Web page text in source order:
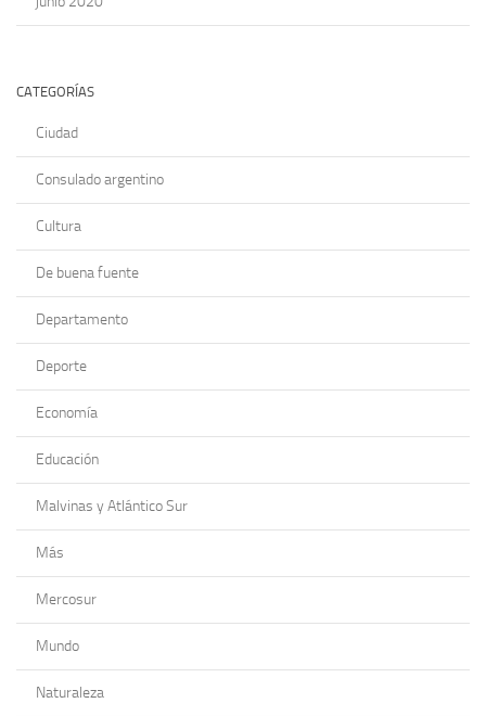
CATEGORÍAS
Ciudad
Consulado argentino
Cultura
De buena fuente
Departamento
Deporte
Economía
Educación
Malvinas y Atlántico Sur
Más
Mercosur
Mundo
Naturaleza